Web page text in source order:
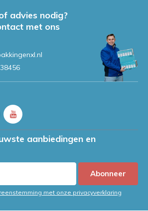
advies nodig?
met ons
aanbiedingen en
Abonneer
met onze privacyverklaring